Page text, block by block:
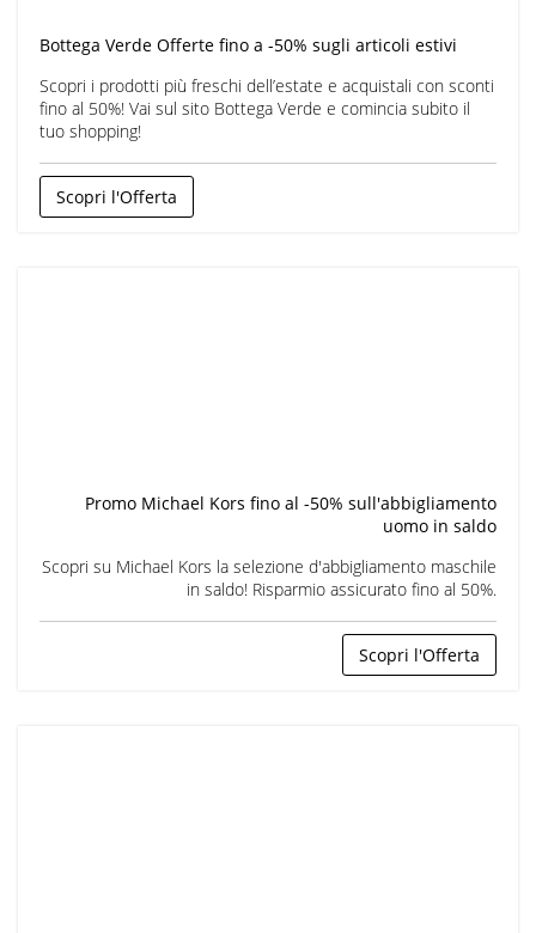
Bottega Verde Offerte fino a -50% sugli articoli estivi
Scopri i prodotti più freschi dell’estate e acquistali con sconti
fino al 50%! Vai sul sito Bottega Verde e comincia subito il
tuo shopping!
Scopri l'Offerta
Promo Michael Kors fino al -50% sull'abbigliamento
uomo in saldo
Scopri su Michael Kors la selezione d'abbigliamento maschile
in saldo! Risparmio assicurato fino al 50%.
Scopri l'Offerta